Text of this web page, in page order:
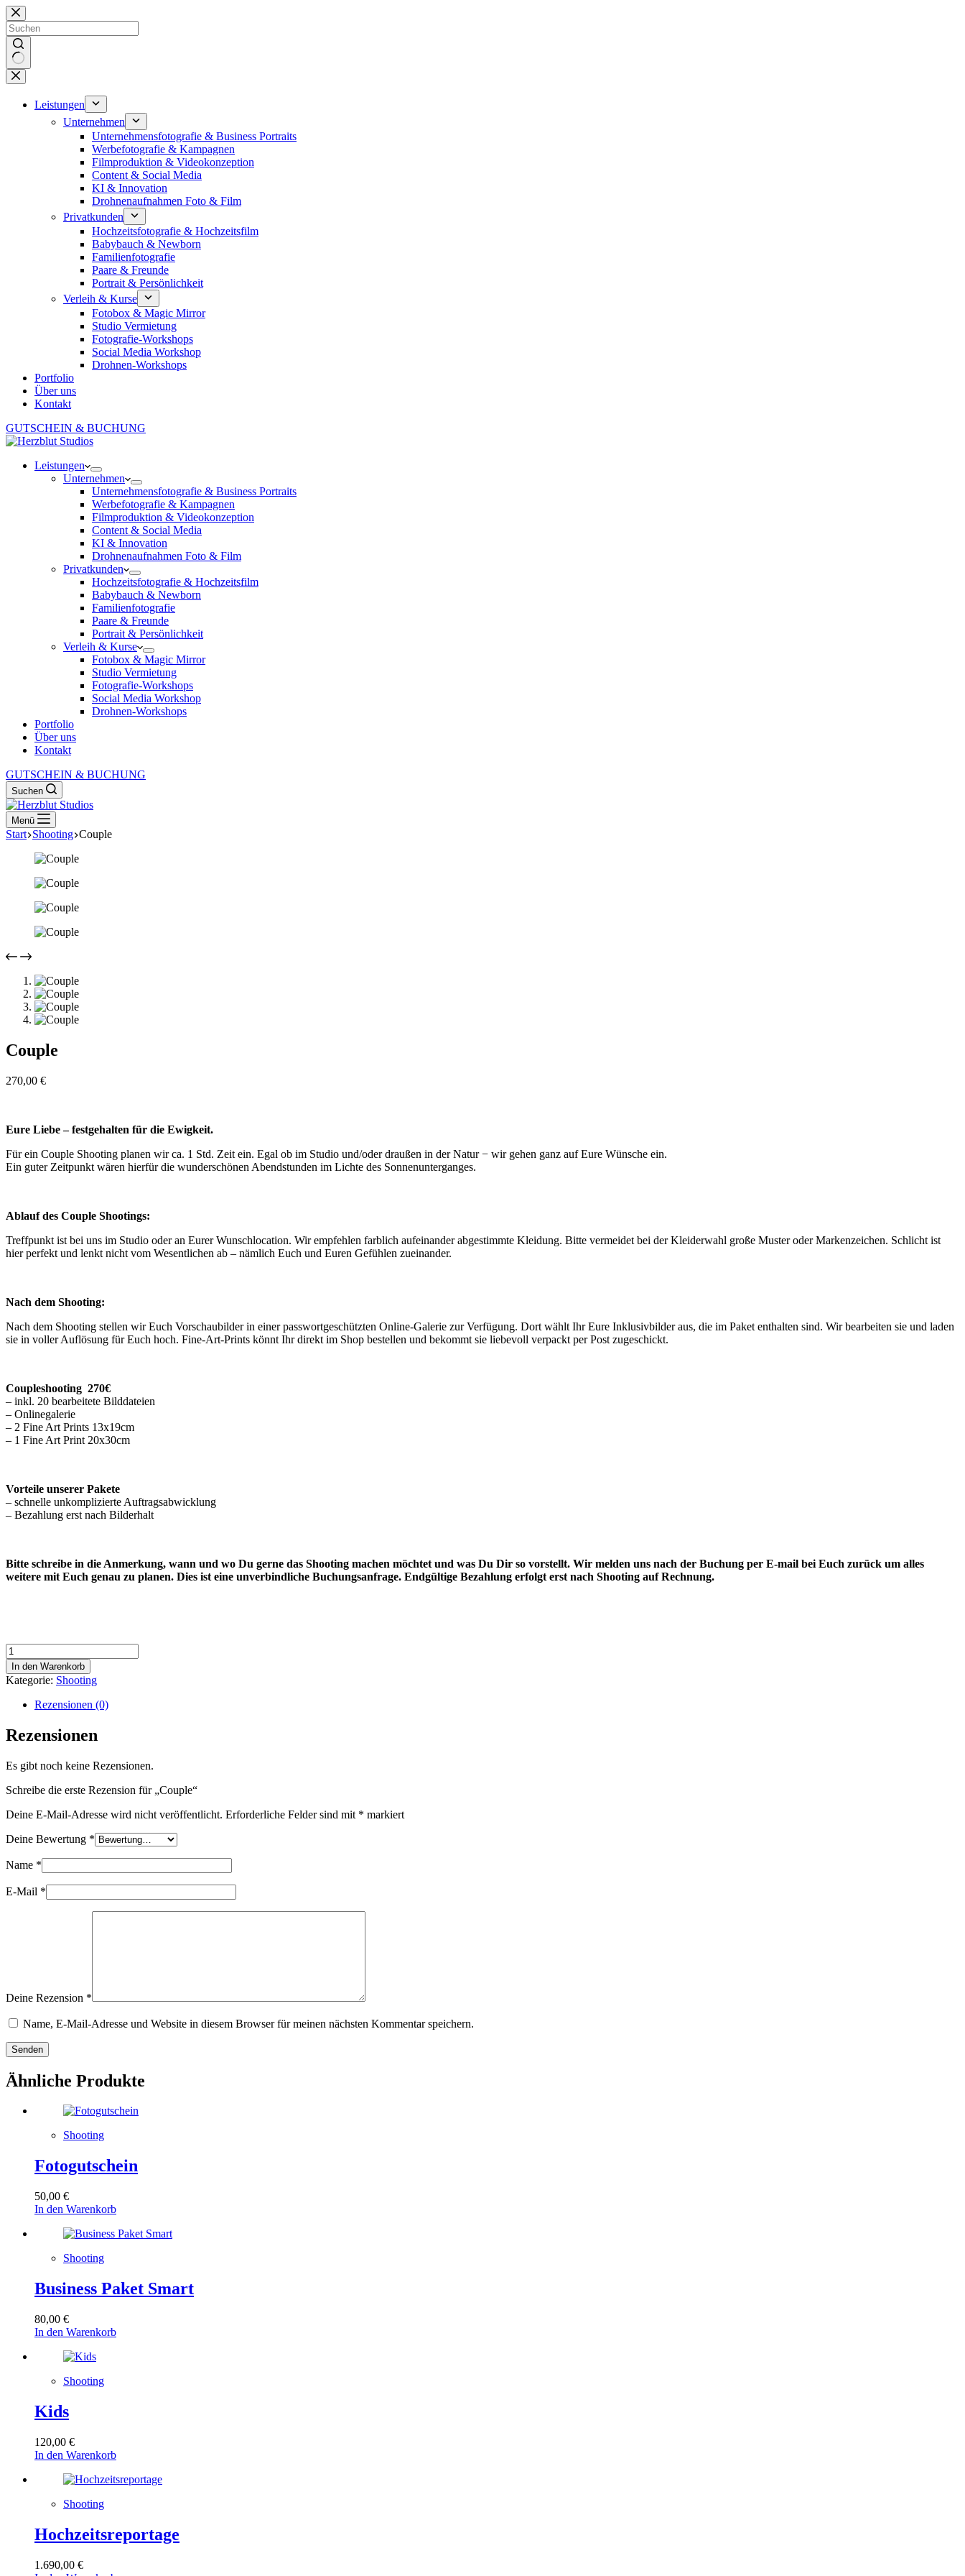
Zum
Inhalt
springen
Keine
Ergebnisse
Leistungen
Unternehmen
Unternehmensfotografie & Business Portraits
Werbefotografie & Kampagnen
Filmproduktion & Videokonzeption
Content & Social Media
KI & Innovation
Drohnenaufnahmen Foto & Film
Privatkunden
Hochzeitsfotografie & Hochzeitsfilm
Babybauch & Newborn
Familienfotografie
Paare & Freunde
Portrait & Persönlichkeit
Verleih & Kurse
Fotobox & Magic Mirror
Studio Vermietung
Fotografie-Workshops
Social Media Workshop
Drohnen-Workshops
Portfolio
Über uns
Kontakt
GUTSCHEIN & BUCHUNG
Leistungen
Unternehmen
Unternehmensfotografie & Business Portraits
Werbefotografie & Kampagnen
Filmproduktion & Videokonzeption
Content & Social Media
KI & Innovation
Drohnenaufnahmen Foto & Film
Privatkunden
Hochzeitsfotografie & Hochzeitsfilm
Babybauch & Newborn
Familienfotografie
Paare & Freunde
Portrait & Persönlichkeit
Verleih & Kurse
Fotobox & Magic Mirror
Studio Vermietung
Fotografie-Workshops
Social Media Workshop
Drohnen-Workshops
Portfolio
Über uns
Kontakt
GUTSCHEIN & BUCHUNG
Suchen
Menü
Start Shooting Couple
Couple
270,00 €
Eure Liebe ‒ festgehalten für die Ewigkeit.
Für ein Couple Shooting planen wir ca. 1 Std. Zeit ein. Egal ob im Studio und/oder draußen in der Natur − wir gehen ganz auf Eure Wünsche ein.
Ein guter Zeitpunkt wären hierfür die wunderschönen Abendstunden im Lichte des Sonnenunterganges.
Ablauf des Couple Shootings:
Treffpunkt ist bei uns im Studio oder an Eurer Wunschlocation. Wir empfehlen farblich aufeinander abgestimmte Kleidung. Bitte vermeidet bei der Kleiderwahl große Muster oder Markenzeichen. Schlicht ist
hier perfekt und lenkt nicht vom Wesentlichen ab – nämlich Euch und Euren Gefühlen zueinander.
Nach dem Shooting:
Nach dem Shooting stellen wir Euch Vorschaubilder in einer passwortgeschützten Online-Galerie zur Verfügung. Dort wählt Ihr Eure Inklusivbilder aus, die im Paket enthalten sind. Wir bearbeiten sie und laden
sie in voller Auflösung für Euch hoch. Fine-Art-Prints könnt Ihr direkt im Shop bestellen und bekommt sie liebevoll verpackt per Post zugeschickt.
Coupleshooting 270€
– inkl. 20 bearbeitete Bilddateien
– Onlinegalerie
– 2 Fine Art Prints 13x19cm
– 1 Fine Art Print 20x30cm
Vorteile unserer Pakete
– schnelle unkomplizierte Auftragsabwicklung
– Bezahlung erst nach Bilderhalt
Bitte schreibe in die Anmerkung, wann und wo Du gerne das Shooting machen möchtet und was Du Dir so vorstellt. Wir melden uns nach der Buchung per E-mail bei Euch zurück um alles
weitere mit Euch genau zu planen. Dies ist eine unverbindliche Buchungsanfrage. Endgültige Bezahlung erfolgt erst nach Shooting auf Rechnung.
Couple
Menge
In den Warenkorb
Kategorie: Shooting
Rezensionen (0)
Rezensionen
Es gibt noch keine Rezensionen.
Schreibe die erste Rezension für „Couple“
Deine E-Mail-Adresse wird nicht veröffentlicht. Erforderliche Felder sind mit * markiert
Deine Bewertung *
Name *
E-Mail *
Deine Rezension *
Name, E-Mail-Adresse und Website in diesem Browser für meinen nächsten Kommentar speichern.
Senden
Ähnliche Produkte
Shooting
Fotogutschein
50,00 €
In den Warenkorb
Shooting
Business Paket Smart
80,00 €
In den Warenkorb
Shooting
Kids
120,00 €
In den Warenkorb
Shooting
Hochzeitsreportage
1.690,00 €